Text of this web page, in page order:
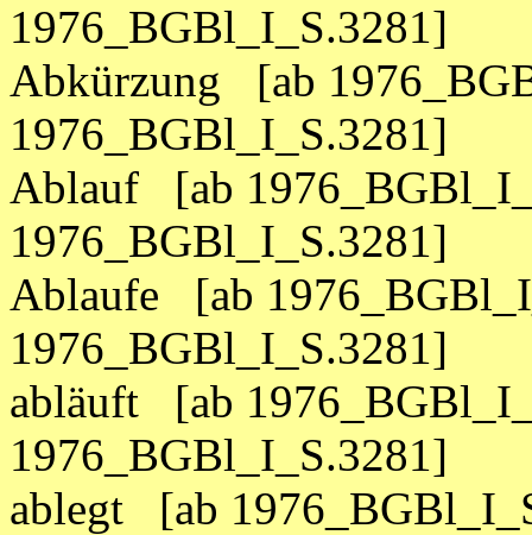
1976_BGBl_I_S.3281]
Abkürzung [ab
1976_BGBl_I_S.3281]
Ablauf [ab
1976_BGBl_I_S.3281]
Ablaufe [ab
1976_BGBl_I_S.3281]
abläuft [ab
1976_BGBl_I_S.3281]
ablegt [ab